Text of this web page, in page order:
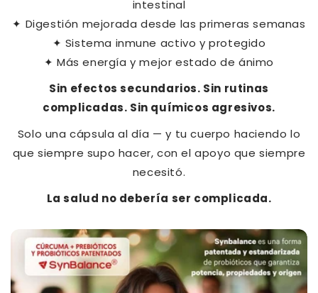
intestinal
✦ Digestión mejorada desde las primeras semanas
✦ Sistema inmune activo y protegido
✦ Más energía y mejor estado de ánimo
Sin efectos secundarios. Sin rutinas
complicadas. Sin químicos agresivos.
Solo una cápsula al día — y tu cuerpo haciendo lo
que siempre supo hacer, con el apoyo que siempre
necesitó.
La salud no debería ser complicada.